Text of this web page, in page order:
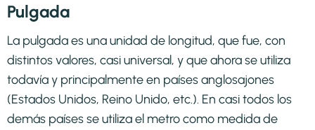
Pulgada
La pulgada es una unidad de longitud, que fue, con
distintos valores, casi universal, y que ahora se utiliza
todavía y principalmente en países anglosajones
(Estados Unidos, Reino Unido, etc.). En casi todos los
demás países se utiliza el metro como medida de